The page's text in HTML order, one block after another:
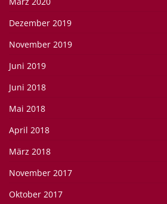
Dezember 2019
November 2019
Juni 2019
Juni 2018
Mai 2018
April 2018
März 2018
November 2017
Oktober 2017